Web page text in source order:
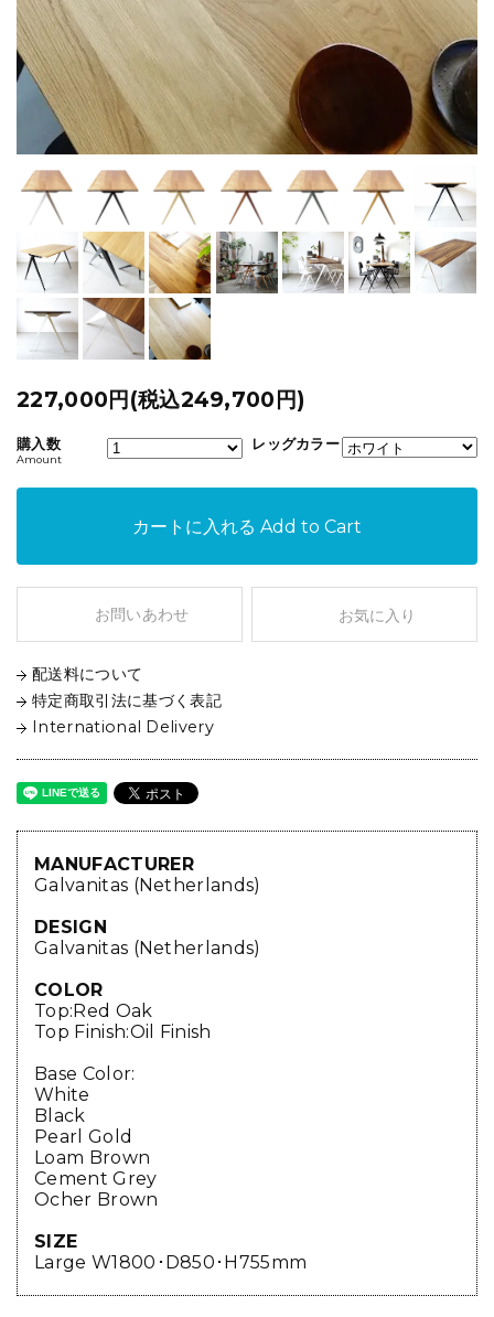
227,000円(税込249,700円)
購入数
Amount
レッグカラー
カートに入れる Add to Cart
お問いあわせ お気に入り
配送料について
特定商取引法に基づく表記
International Delivery
MANUFACTURER
Galvanitas (Netherlands)
DESIGN
Galvanitas (Netherlands)
COLOR
Top:Red Oak
Top Finish:Oil Finish
Base Color:
White
Black
Pearl Gold
Loam Brown
Cement Grey
Ocher Brown
SIZE
Large W1800･D850･H755mm